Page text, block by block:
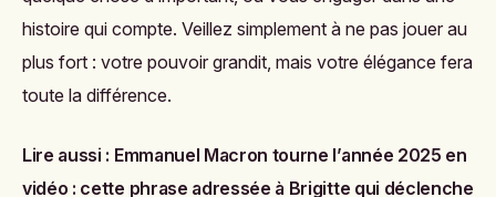
histoire qui compte. Veillez simplement à ne pas jouer au
plus fort : votre pouvoir grandit, mais votre élégance fera
toute la différence.
Lire aussi : Emmanuel Macron tourne l’année 2025 en
vidéo : cette phrase adressée à Brigitte qui déclenche